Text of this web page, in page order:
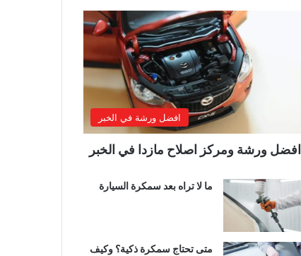
افضل ورشة في الخبر
افضل ورشة ومركز اصلاح مازدا في الخبر
ما لا تراه بعد سمكرة السيارة
متى تحتاج سمكرة ذكية؟ وكيف